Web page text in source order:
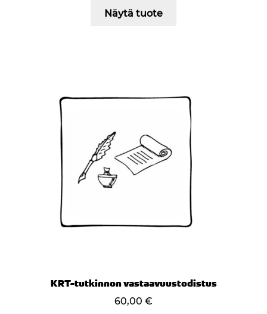
Näytä tuote
KRT-tutkinnon vastaavuustodistus
60,00 €